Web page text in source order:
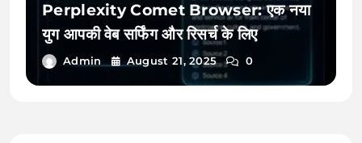
Perplexity Comet Browser: एक नया
युग आपकी वेब सर्फिंग और रिसर्च के लिए
Admin August 21, 2025 0